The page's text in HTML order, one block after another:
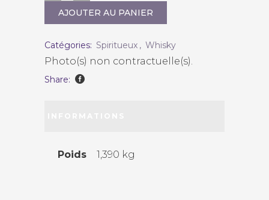
Dalmore
"12
ans"
quantity
AJOUTER AU PANIER
Catégories: Spiritueux , Whisky
Photo(s) non contractuelle(s).
Share:
Poids 1,390 kg